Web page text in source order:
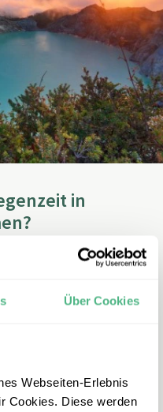
Über Cookies
Webseiten-Erlebnis
Cookies. Diese werden
in
gut für
dann weniger überlaufen
in den Höhenlagen
auf dem
zum
– gerade bei feuchter
surreale Stimmungen.